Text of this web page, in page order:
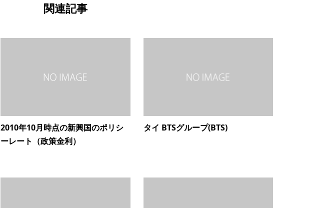
関連記事
2010年10月時点の新興国のポリシ
ーレート（政策金利）
タイ BTSグループ(BTS)